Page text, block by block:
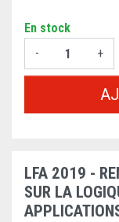
En stock
-
+
LFA 2019 -
SUR LA